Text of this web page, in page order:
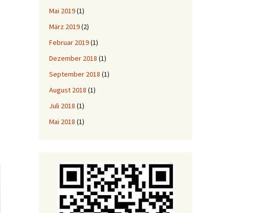
Mai 2019(1)
März 2019(2)
Februar 2019(1)
Dezember 2018 (1)
September 2018 (1)
August 2018 (1)
Juli 2018 (1)
Mai 2018 (1)